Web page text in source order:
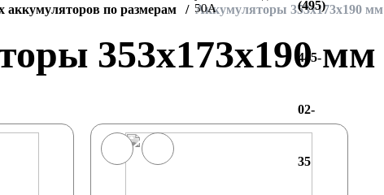
50А
(495)
445-
02-
35
аккумуляторов по размерам Аккумуляторы 353x173x190 мм
353x173x190 мм